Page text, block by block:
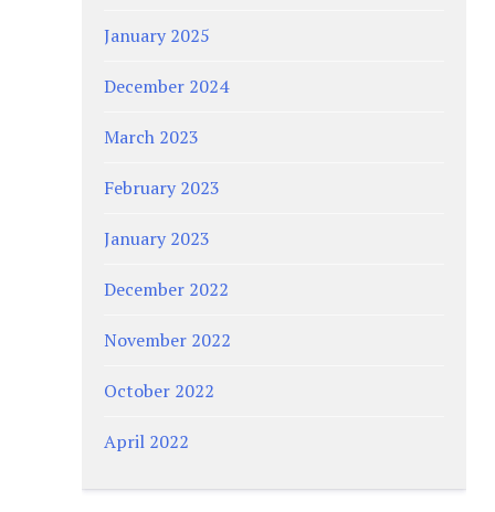
January 2025
December 2024
March 2023
February 2023
January 2023
December 2022
November 2022
October 2022
April 2022